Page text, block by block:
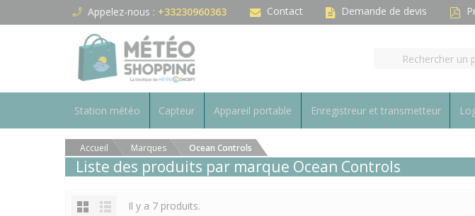
Appelez-nous : +33230960363 Contact Demande de devis
Station météo Capteur Appareil portable Enregistreur et transmetteur
Accueil Marques Ocean Controls
Liste des produits par marque Ocean Controls
Il y a 7 produits.
Panneau de gestion des cookies